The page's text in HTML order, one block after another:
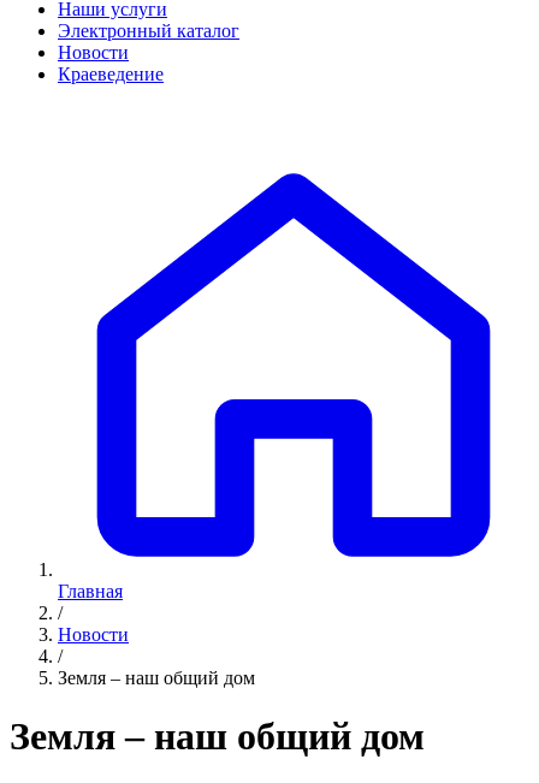
Наши услуги
Электронный каталог
Новости
Краеведение
Главная
/
Новости
/
Земля – наш общий дом
Земля – наш общий дом